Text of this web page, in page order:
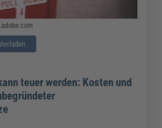
teuer werden: Kosten und